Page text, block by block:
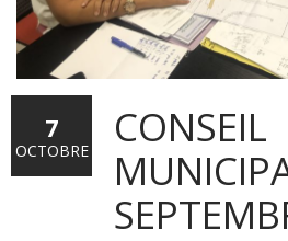
CONSEIL
7
OCTOBRE